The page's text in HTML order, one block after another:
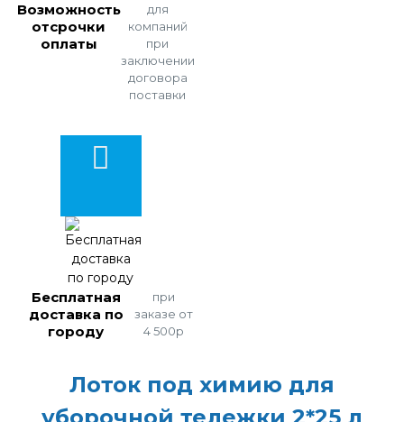
Возможность
отсрочки
оплаты
для
компаний
при
заключении
договора
поставки
Бесплатная
доставка по
городу
при
заказе от
4 500р
Лоток под химию для